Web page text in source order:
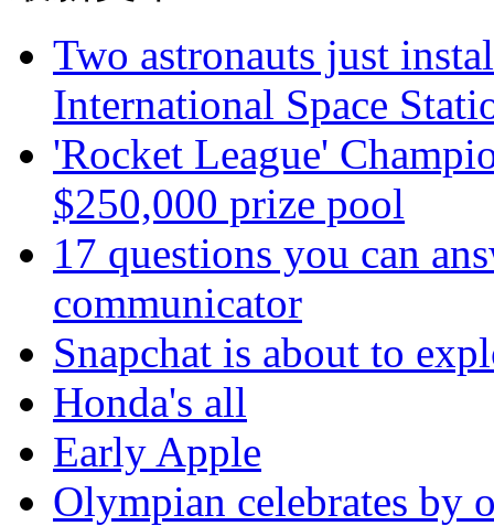
Two astronauts just
International Space
'Rocket League'
$250,000 prize pool
17 questions you can
communicator
Snapchat is about to
Honda's all
Early Apple
Olympian celebrates by